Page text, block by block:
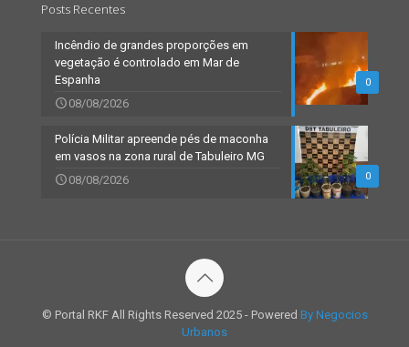
Posts Recentes
0
Incêndio de grandes proporções em
vegetação é controlado em Mar de
Espanha
08/08/2026
0
Polícia Militar apreende pés de maconha
em vasos na zona rural de Tabuleiro MG
08/08/2026
© Portal RKF All Rights Reserved 2025 - Powered By Negocios
Urbanos